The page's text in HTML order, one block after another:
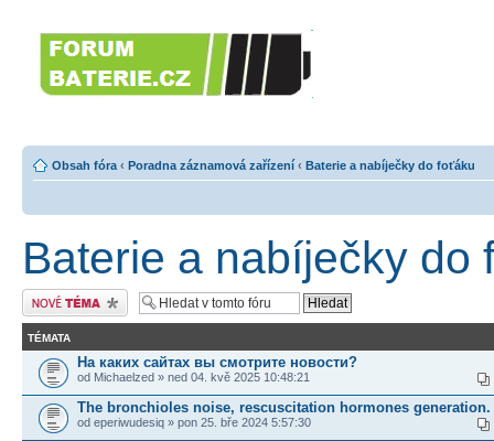
Obsah fóra ‹ Poradna záznamová zařízení ‹ Baterie a nabíječky do foťáku
Baterie a nabíječky do
Odeslat nové téma
TÉMATA
На каких сайтах вы смотрите новости?
od Michaelzed » ned 04. kvě 2025 10:48:21
The bronchioles noise, rescuscitation hormones generation.
od eperiwudesiq » pon 25. bře 2024 5:57:30